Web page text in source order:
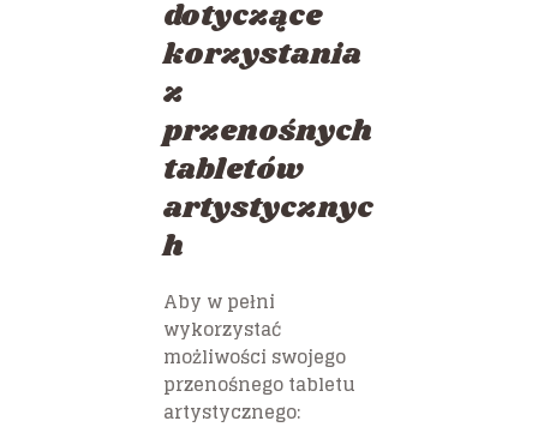
dotyczące
korzystania
z
przenośnych
tabletów
artystycznyc
h
Aby w pełni
wykorzystać
możliwości swojego
przenośnego tabletu
artystycznego: